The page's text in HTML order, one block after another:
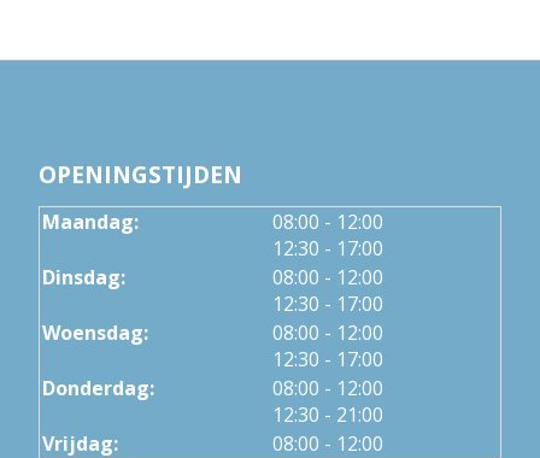
OPENINGSTIJDEN
Maandag: 08:00 tot
- 12:00
12:30 tot
- 17:00
Dinsdag:
08:00 tot
- 12:00
12:30 tot
- 17:00
Woensdag:
08:00 tot
- 12:00
12:30 tot
- 17:00
Donderdag:
08:00 tot
- 12:00
12:30 tot
- 21:00
Vrijdag:
08:00 - 12:00